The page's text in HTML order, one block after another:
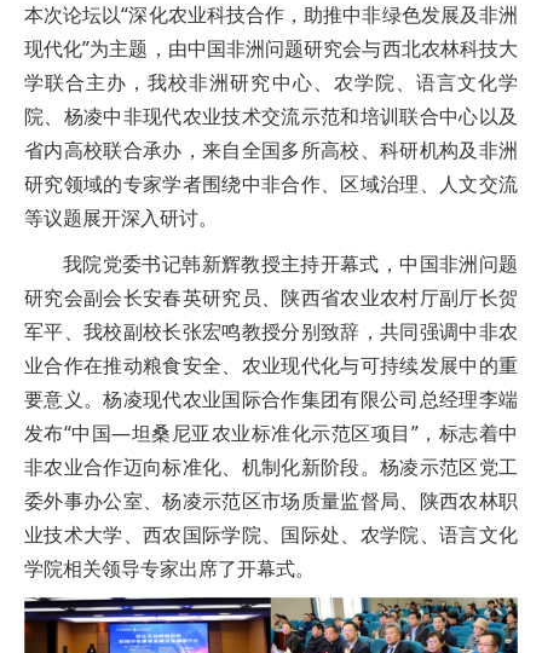
本次论坛以“深化农业科技合作，助推中非绿色发展及非洲
现代化”为主题，由中国非洲问题研究会与西北农林科技大
学联合主办，我校非洲研究中心、农学院、语言文化学
院、杨凌中非现代农业技术交流示范和培训联合中心以及
省内高校联合承办，来自全国多所高校、科研机构及非洲
研究领域的专家学者围绕中非合作、区域治理、人文交流
等议题展开深入研讨。
我院党委书记韩新辉教授主持开幕式，中国非洲问题
研究会副会长安春英研究员、陕西省农业农村厅副厅长贺
军平、我校副校长张宏鸣教授分别致辞，共同强调中非农
业合作在推动粮食安全、农业现代化与可持续发展中的重
要意义。杨凌现代农业国际合作集团有限公司总经理李端
发布“中国—坦桑尼亚农业标准化示范区项目”，标志着中
非农业合作迈向标准化、机制化新阶段。杨凌示范区党工
委外事办公室、杨凌示范区市场质量监督局、陕西农林职
业技术大学、西农国际学院、国际处、农学院、语言文化
学院相关领导专家出席了开幕式。